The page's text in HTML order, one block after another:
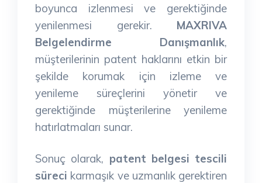
boyunca izlenmesi ve gerektiğinde
yenilenmesi gerekir. MAXRIVA
Belgelendirme Danışmanlık,
müşterilerinin patent haklarını etkin bir
şekilde korumak için izleme ve
yenileme süreçlerini yönetir ve
gerektiğinde müşterilerine yenileme
hatırlatmaları sunar.
Sonuç olarak, patent belgesi tescili
süreci karmaşık ve uzmanlık gerektiren